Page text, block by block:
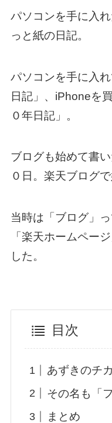
パソコンを手に入
っと紙の日記。
パソコンを手に入
日記」、iPhoneを
０年日記」。
ブログも始めて書
０日。楽天ブログで
当時は「ブログ」
「楽天ホームペー
した。
目次
あずきのチ
その名も「
まとめ